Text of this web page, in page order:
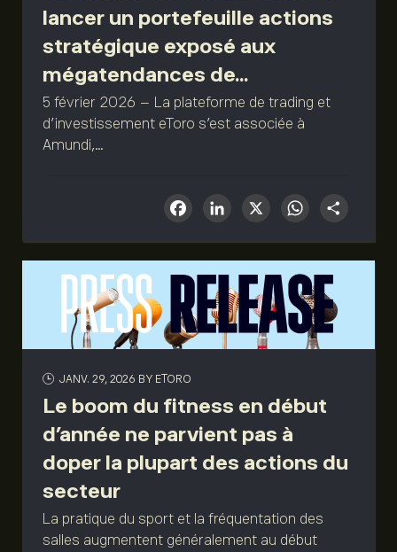
lancer un portefeuille actions
stratégique exposé aux
mégatendances de...
5 février 2026 – La plateforme de trading et
d’investissement eToro s’est associée à
Amundi,...
Facebook
LinkedIn
X
JANV. 29, 2026 BY ETORO
Le boom du fitness en début
d’année ne parvient pas à
doper la plupart des actions du
secteur
La pratique du sport et la fréquentation des
salles augmentent généralement au début